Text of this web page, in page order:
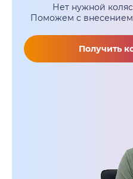
Нет нужной
Поможем с
Получить